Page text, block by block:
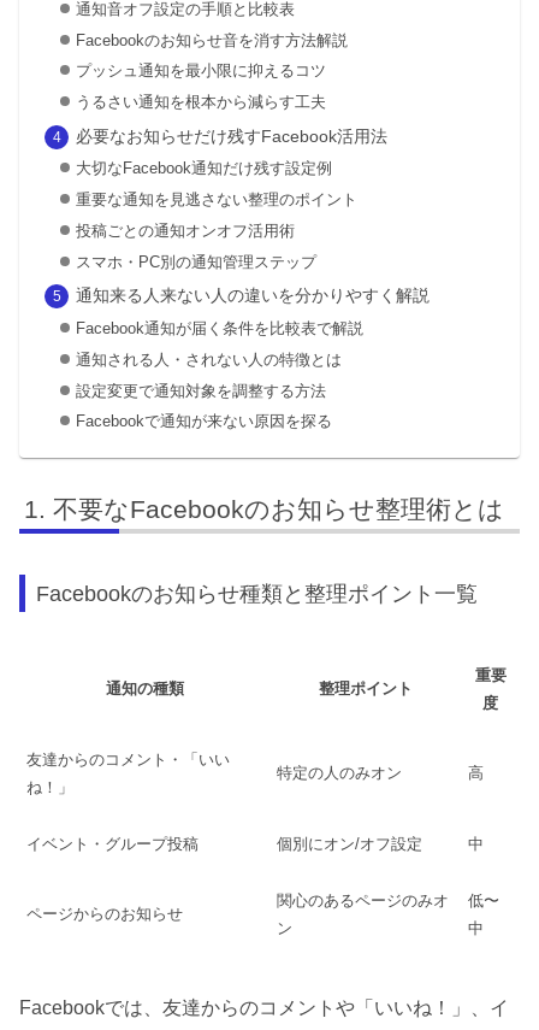
通知音オフ設定の手順と比較表
Facebookのお知らせ音を消す方法解説
プッシュ通知を最小限に抑えるコツ
うるさい通知を根本から減らす工夫
必要なお知らせだけ残すFacebook活用法
大切なFacebook通知だけ残す設定例
重要な通知を見逃さない整理のポイント
投稿ごとの通知オンオフ活用術
スマホ・PC別の通知管理ステップ
通知来る人来ない人の違いを分かりやすく解説
Facebook通知が届く条件を比較表で解説
通知される人・されない人の特徴とは
設定変更で通知対象を調整する方法
Facebookで通知が来ない原因を探る
不要なFacebookのお知らせ整理術とは
Facebookのお知らせ種類と整理ポイント一覧
通知の種類 整理ポイント
重要
度
友達からのコメント・「いい
ね！」
特定の人のみオン 高
イベント・グループ投稿 個別にオン/オフ設定 中
ページからのお知らせ
関心のあるページのみオ
ン
低〜
中
Facebookでは、友達からのコメントや「いいね！」、イ